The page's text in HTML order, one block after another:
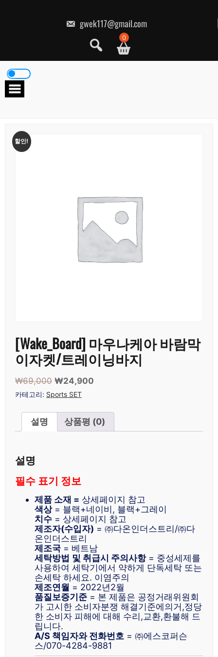
gwek117@gmail.com
0
할인!
[Wake_Board] 마우나케아 바람막
이자켓/트레이닝바지
₩69,000 원
래
격:
₩69,000.
₩24,900
격:
₩24,900.
카테고리: Sports SET
설명 상품평 (0)
설명
필수 표기 정보
제품 소재 = 상세페이지 참고
색상= 블랙+네이비, 블랙+그레이
치수 = 상세페이지 참고
제조자(수입자) = ㈜다온인더스트리/㈜다
온인더스트리
제조국 = 베트남
세탁방법 및 취급시 주의사항= 중성세제를
사용하여 세탁기에서 약하게 단독세탁 또는
손세탁 하세요. 이염주의
제조연월 = 2022년2월
품질보증기준 = 본 제품은 공정거래위원회
가 고시한 소비자분쟁 해결기준에의거,정당
한 소비자 피해에 대해 수리,교환,환불해 드
립니다.
A/S 책임자와 전화번호 = ㈜에스코퍼슨
스/070-4284-9881